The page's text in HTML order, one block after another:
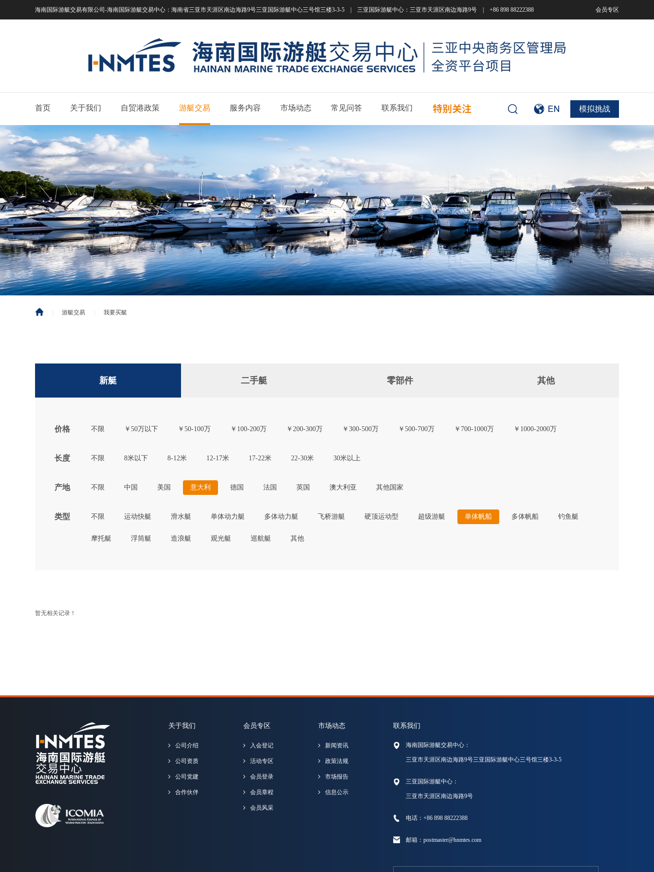
海南国际游艇交易有限公司-海南国际游艇交易中心： 海南省三亚市天涯区南边海路9号三亚国际游艇中心三号馆三楼3-3-5 | 三亚国际游艇中心：三亚市天涯区南边海路9号 | +86 898 88222388 会员专区
模拟挑战
首页 关于我们 自贸港政策 游艇交易 服务内容 市场动态 常见问答 联系我们
游艇交易 我要买艇
新艇 二手艇 零部件 其他
价格 不限 ￥50万以下 ￥50-100万 ￥100-200万 ￥200-300万 ￥300-500万 ￥500-700万 ￥700-1000万 ￥1000-2000万
长度 不限 8米以下 8-12米 12-17米 17-22米 22-30米 30米以上
产地 不限 中国 美国 意大利 德国 法国 英国 澳大利亚 其他国家
类型 不限 运动快艇 滑水艇 单体动力艇 多体动力艇 飞桥游艇 硬顶运动型 超级游艇 单体帆船 多体帆船 钓鱼艇
摩托艇 浮筒艇 造浪艇 观光艇 巡航艇 其他
暂无相关记录！
关于我们
公司介绍
公司资质
公司党建
合作伙伴
会员专区
入会登记
活动专区
会员登录
会员章程
会员风采
市场动态
新闻资讯
政策法规
市场报告
信息公示
联系我们
海南国际游艇交易中心：
三亚市天涯区南边海路9号三亚国际游艇中心三号馆三楼3-3-5
三亚国际游艇中心：
三亚市天涯区南边海路9号
电话：+86 898 88222388
邮箱：postmaster@hnmtes.com